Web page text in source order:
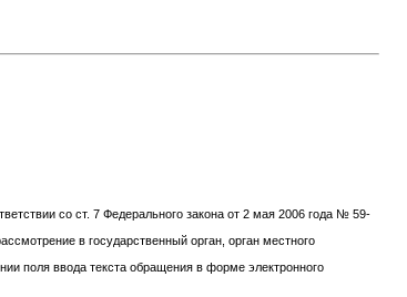
со ст. 7 Федерального закона от 2 мая 2006 года № 59-
в государственный орган, орган местного
поля ввода текста обращения в форме электронного